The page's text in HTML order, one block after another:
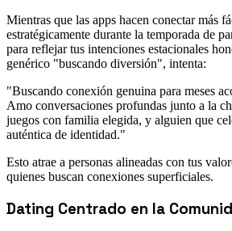
Mientras que las apps hacen conectar más
estratégicamente durante la temporada de
para reflejar tus intenciones estacionales
genérico "buscando diversión", intenta:
"Buscando conexión genuina para meses
Amo conversaciones profundas junto a la
juegos con familia elegida, y alguien que
auténtica de identidad."
Esto atrae a personas alineadas con tus
quienes buscan conexiones superficiales.
Dating Centrado en la